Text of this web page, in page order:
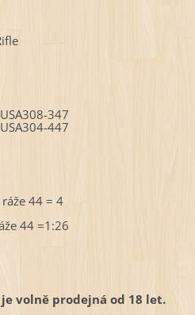
347
447
44 = 4
44 =1:26
volně prodejná od 18 let.